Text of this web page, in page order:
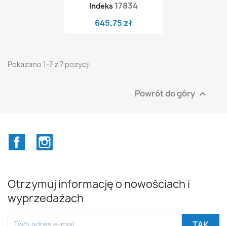
Indeks 17834
645,75 zł
Pokazano 1-7 z 7 pozycji
Powrót do góry 
Facebook
Otrzymuj informację o nowościach i
wyprzedażach